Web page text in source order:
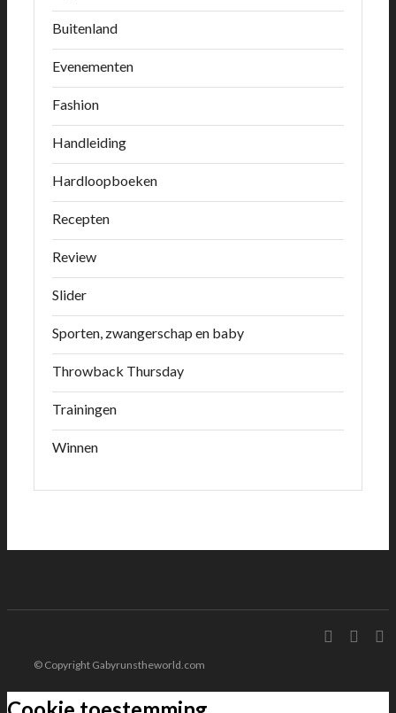
Buitenland
Evenementen
Fashion
Handleiding
Hardloopboeken
Recepten
Review
Slider
Sporten, zwangerschap en baby
Throwback Thursday
Trainingen
Winnen
© Copyright Gabyrunstheworld.com